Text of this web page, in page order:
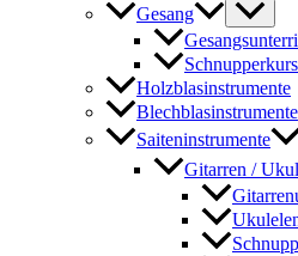
Gesang
Holzblasinstrumente
Blechblasinstrumente
Saiteninstrumente
Gitarren /